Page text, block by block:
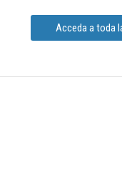
Acceda a toda